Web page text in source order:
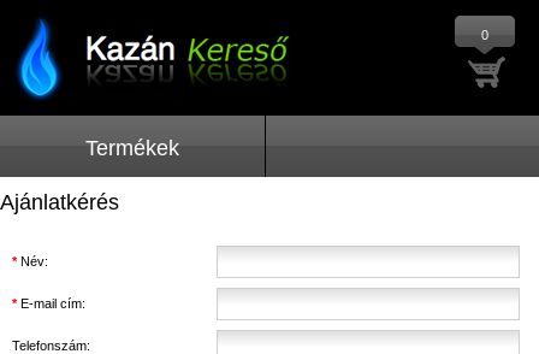
0
Termékek
Ajánlatkérés
*Név:
*E-mail cím:
Telefonszám: